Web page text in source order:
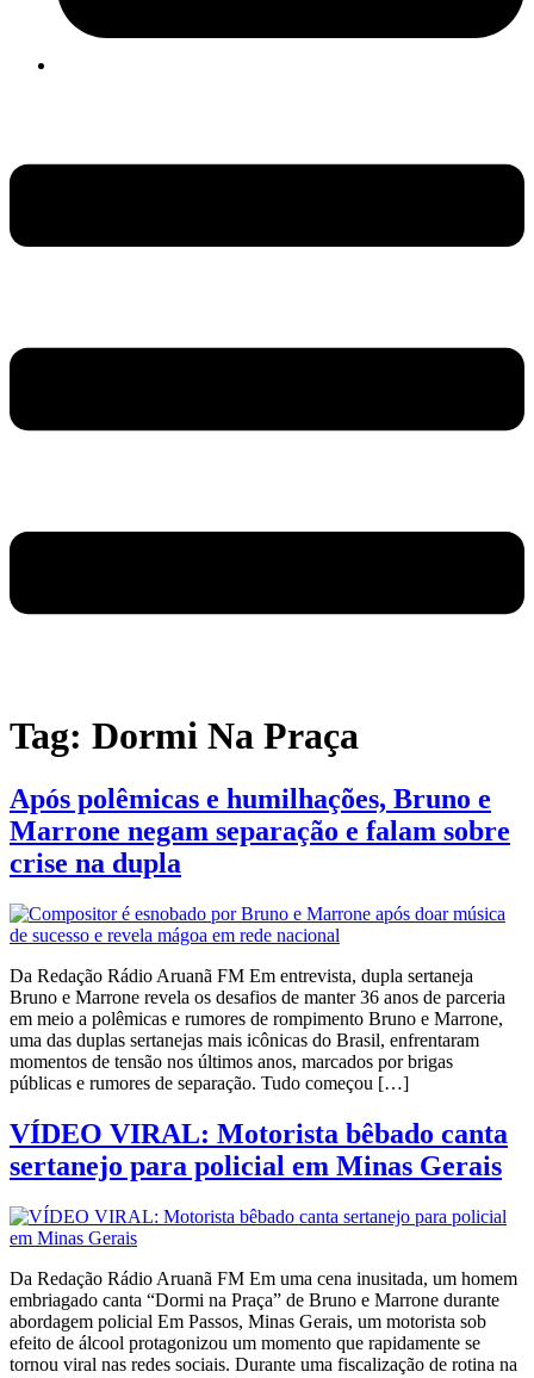
Tag: Dormi Na Praça
Após polêmicas e humilhações, Bruno e
Marrone negam separação e falam sobre
crise na dupla
Da Redação Rádio Aruanã FM Em entrevista, dupla sertaneja
Bruno e Marrone revela os desafios de manter 36 anos de parceria
em meio a polêmicas e rumores de rompimento Bruno e Marrone,
uma das duplas sertanejas mais icônicas do Brasil, enfrentaram
momentos de tensão nos últimos anos, marcados por brigas
públicas e rumores de separação. Tudo começou […]
VÍDEO VIRAL: Motorista bêbado canta
sertanejo para policial em Minas Gerais
Da Redação Rádio Aruanã FM Em uma cena inusitada, um homem
embriagado canta “Dormi na Praça” de Bruno e Marrone durante
abordagem policial Em Passos, Minas Gerais, um motorista sob
efeito de álcool protagonizou um momento que rapidamente se
tornou viral nas redes sociais. Durante uma fiscalização de rotina na